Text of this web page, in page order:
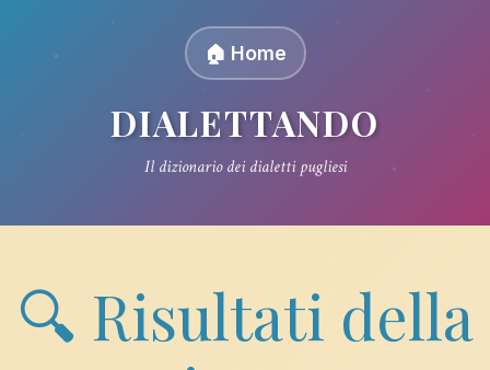
🏠 Home
DIALETTANDO
Il dizionario dei dialetti pugliesi
🔍 Risultati della